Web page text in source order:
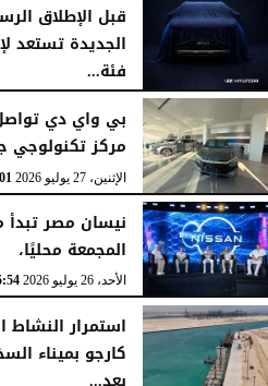
الجديدة تستعد
فئة...
الثلاثاء، 28 يوليو 2026 12:28 مـ
بي واي دي
مركز تكنولوجي
الإثنين، 27 يوليو 2026
نيسان مصر تبدأ
المجمعة محليًا،
الأحد، 26 يوليو 2026
استمرار
كارجو بميناء